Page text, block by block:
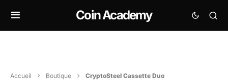
Coin Academy
Accueil Boutique CryptoSteel Cassette Duo